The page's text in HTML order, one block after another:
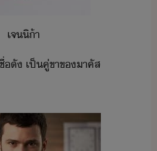
เจ​ิ​้า
ั​ ​เป็​คู่ขา​ข​าคัส